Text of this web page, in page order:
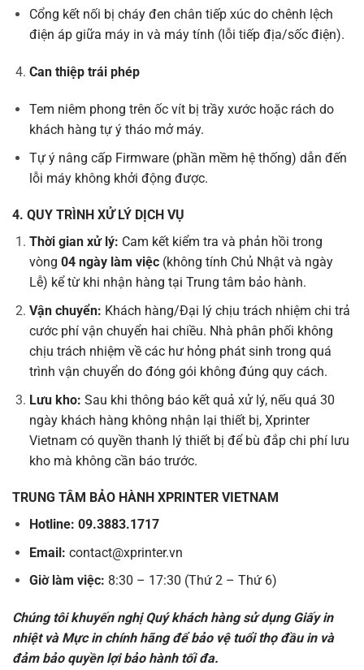
Cổng kết nối bị cháy đen chân tiếp xúc do chênh lệch
điện áp giữa máy in và máy tính (lỗi tiếp địa/sốc điện).
Can thiệp trái phép
Tem niêm phong trên ốc vít bị trầy xước hoặc rách do
khách hàng tự ý tháo mở máy.
Tự ý nâng cấp Firmware (phần mềm hệ thống) dẫn đến
lỗi máy không khởi động được.
4. QUY TRÌNH XỬ LÝ DỊCH VỤ
Thời gian xử lý: Cam kết kiểm tra và phản hồi trong
vòng 04 ngày làm việc(không tính Chủ Nhật và ngày
Lễ) kể từ khi nhận hàng tại Trung tâm bảo hành.
Vận chuyển: Khách hàng/Đại lý chịu trách nhiệm chi trả
cước phí vận chuyển hai chiều. Nhà phân phối không
chịu trách nhiệm về các hư hỏng phát sinh trong quá
trình vận chuyển do đóng gói không đúng quy cách.
Lưu kho: Sau khi thông báo kết quả xử lý, nếu quá 30
ngày khách hàng không nhận lại thiết bị, Xprinter
Vietnam có quyền thanh lý thiết bị để bù đắp chi phí lưu
kho mà không cần báo trước.
TRUNG TÂM BẢO HÀNH XPRINTER VIETNAM
Hotline: 09.3883.1717
Email: contact@xprinter.vn
Giờ làm việc: 8:30 – 17:30 (Thứ 2 – Thứ 6)
Chúng tôi khuyến nghị Quý khách hàng sử dụng Giấy in
nhiệt và Mực in chính hãng để bảo vệ tuổi thọ đầu in và
đảm bảo quyền lợi bảo hành tối đa.